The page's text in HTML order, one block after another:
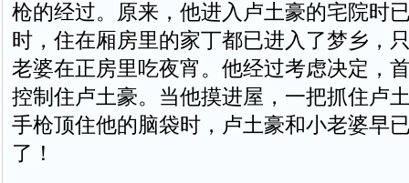
枪的经过。原来，他进入卢土豪的宅院时
时，住在厢房里的家丁都已进入了梦乡，
老婆在正房里吃夜宵。他经过考虑决定，
控制住卢土豪。当他摸进屋，一把抓住卢
手枪顶住他的脑袋时，卢土豪和小老婆早
了！